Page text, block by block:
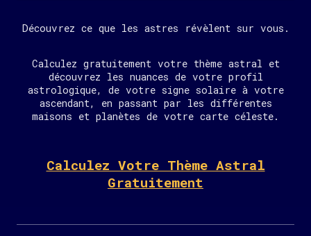
Découvrez ce que les astres révèlent sur vous.
Calculez gratuitement votre thème astral et
découvrez les nuances de votre profil
astrologique, de votre signe solaire à votre
ascendant, en passant par les différentes
maisons et planètes de votre carte céleste.
Calculez Votre Thème Astral
Gratuitement